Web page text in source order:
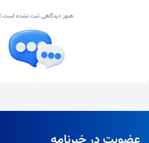
هنوز دیدگاهی ثبت نشده است.!